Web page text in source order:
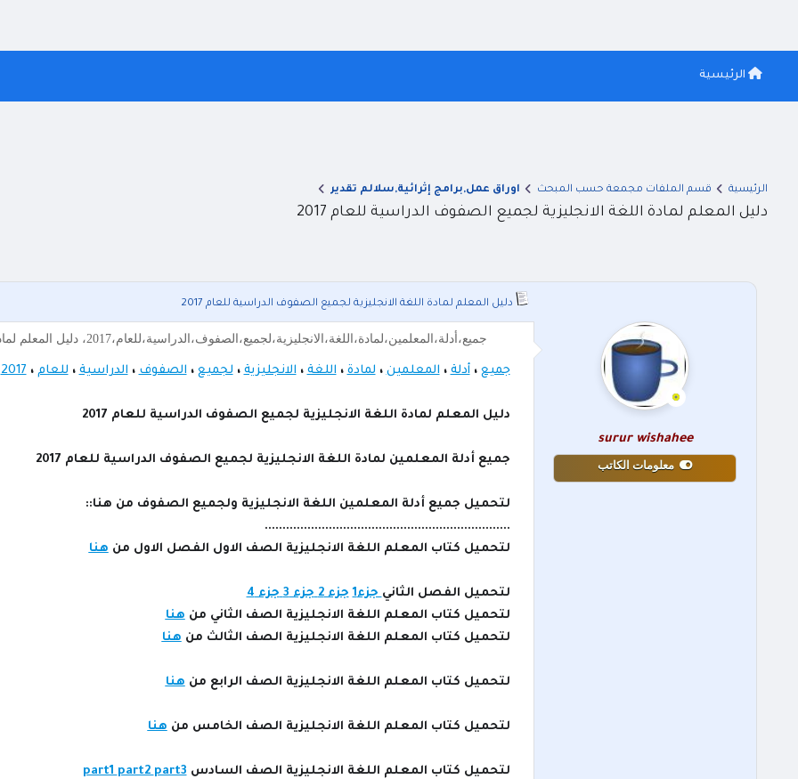
الرئيسية
الرئيسية قسم الملفات مجمعة حسب المبحث اوراق عمل,برامج إثرائية,سلالم تقدير
دليل المعلم لمادة اللغة الانجليزية لجميع الصفوف الدراسية للعام 2017
دليل المعلم لمادة اللغة الانجليزية لجميع الصفوف الدراسية للعام 2017
surur wishahee
معلومات الكاتب
جميع،أدلة،المعلمين،لمادة،اللغة،الانجليزية،لجميع،الصفوف،الدراسية،للعام،2017، دليل المعلم لمادة اللغة الانجليزية لجميع الصفوف الدراسية للعام 2017 جميع أ
جميع ،أدلة،المعلمين،لمادة،اللغة،الانجليزية،لجميع ،الصفوف،الدراسية،للعام ،2017
دليل المعلم لمادة اللغة الانجليزية لجميع الصفوف الدراسية للعام 2017
جميع أدلة المعلمين لمادة اللغة الانجليزية لجميع الصفوف الدراسية للعام 2017
لتحميل جميع أدلة المعلمين اللغة الانجليزية ولجميع الصفوف من هنا::
.....................................................................
لتحميل كتاب المعلم اللغة الانجليزية الصف الاول الفصل الاول منهنا
لتحميل الفصل الثانيجزء1 جزء 2 جزء 3
جزء 4
لتحميل كتاب المعلم اللغة الانجليزية الصف الثاني منهنا
لتحميل كتاب المعلم اللغة الانجليزية الصف الثالث منهنا
لتحميل كتاب المعلم اللغة الانجليزية الصف الرابع منهنا
لتحميل كتاب المعلم اللغة الانجليزية الصف الخامس منهنا
لتحميل كتاب المعلم اللغة الانجليزية الصف السادس part1part2part3